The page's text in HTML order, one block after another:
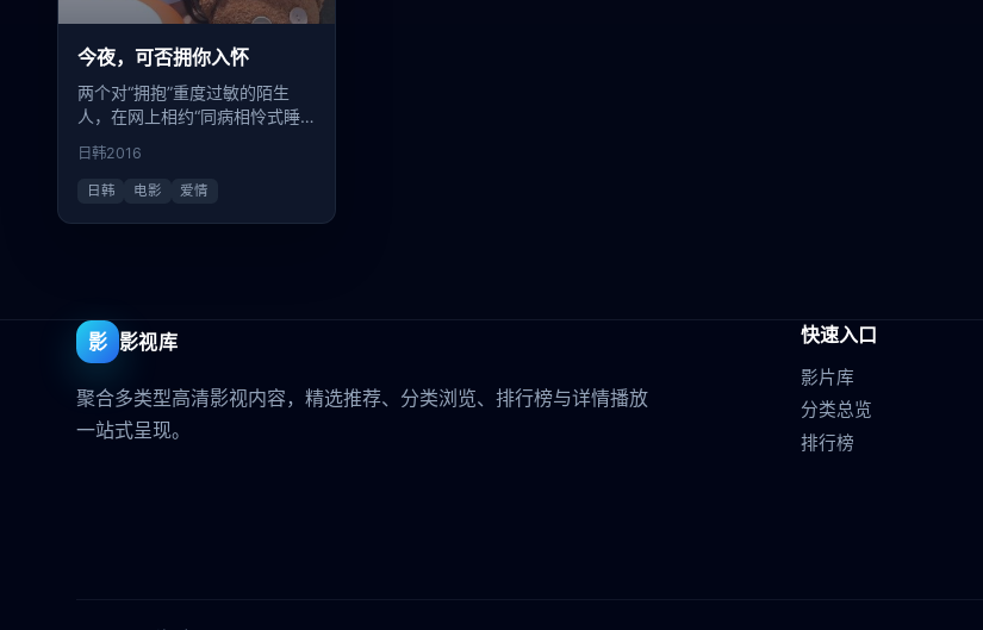
今夜，可否拥你入怀
两个对“拥抱”重度过敏的陌生
人，在网上相约“同病相怜式睡
日韩2016
日韩 电影 爱情
影 影视库
聚合多类型高清影视内容，精选推荐、分类浏览、排行榜与详情播放
一站式呈现。
快速入口
影片库
分类总览
排行榜